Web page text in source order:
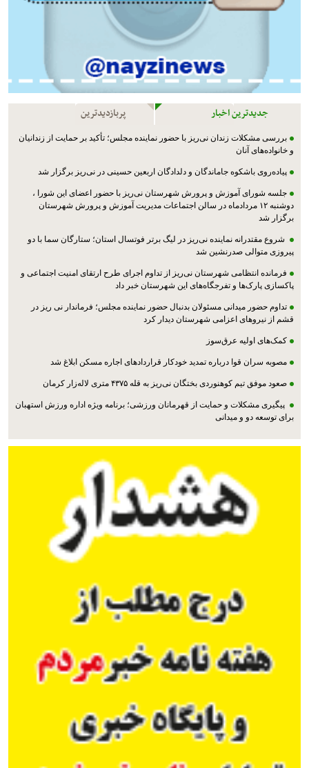
جدیدترین اخبار پربازدیدترین
بررسی مشکلات زندان نی‌ریز با حضور نماینده مجلس؛ تأکید بر حمایت از زندانیان
و خانواده‌های آنان
پیاده‌روی باشکوه جاماندگان و دلدادگان اربعین حسینی در نی‌ریز برگزار شد
جلسه شورای آموزش و پرورش شهرستان نی‌ریز با حضور اعضای این شورا ،
دوشنبه ۱۲ مردادماه در سالن اجتماعات مدیریت آموزش و پرورش شهرستان
برگزار شد
شروع مقتدرانه نماینده نی‌ریز در لیگ برتر فوتسال استان؛ ستارگان سما با دو
پیروزی متوالی صدرنشین شد
فرمانده انتظامی شهرستان نی‌ریز از تداوم اجرای طرح ارتقای امنیت اجتماعی و
پاکسازی پارک‌ها و تفرجگاه‌های این شهرستان خبر داد
تداوم حضور میدانی مسئولان بدنبال حضور نماینده مجلس؛ فرماندار نی ریز در
قشم از نیروهای اعزامی شهرستان دیدار کرد
کمک‌های اولیه عرق‌سوز
مصوبه سران قوا درباره تمدید خودکار قراردادهای اجاره مسکن ابلاغ شد
صعود موفق تیم کوهنوردی بختگان نی‌ریز به قله ۴۳۷۵ متری لاله‌زار کرمان
پیگیری مشکلات و حمایت از قهرمانان ورزشی؛ برنامه ویژه اداره ورزش استهبان
برای توسعه دو و میدانی